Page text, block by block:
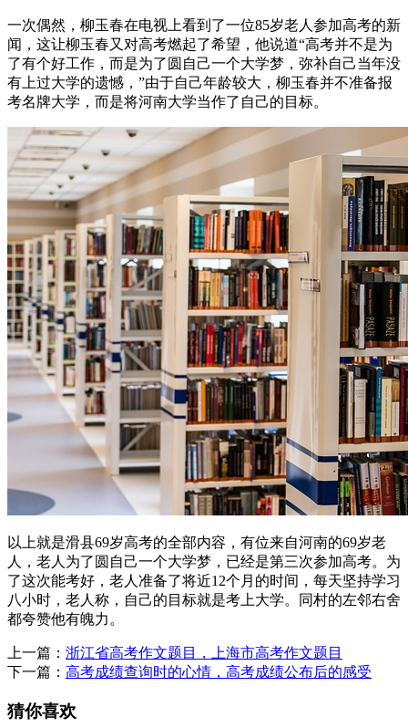
一次偶然，柳玉春在电视上看到了一位85岁老人参加高考的新
闻，这让柳玉春又对高考燃起了希望，他说道“高考并不是为
了有个好工作，而是为了圆自己一个大学梦，弥补自己当年没
有上过大学的遗憾，”由于自己年龄较大，柳玉春并不准备报
考名牌大学，而是将河南大学当作了自己的目标。
以上就是滑县69岁高考的全部内容，有位来自河南的69岁老
人，老人为了圆自己一个大学梦，已经是第三次参加高考。为
了这次能考好，老人准备了将近12个月的时间，每天坚持学习
八小时，老人称，自己的目标就是考上大学。同村的左邻右舍
都夸赞他有魄力。
上一篇： 浙江省高考作文题目，上海市高考作文题目
下一篇： 高考成绩查询时的心情，高考成绩公布后的感受
猜你喜欢